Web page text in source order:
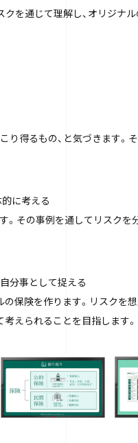
を通じて理解し、オリジナ
り得るもの、と気づきます。
に考える
その事例を通してリスクを
分事として捉える
保険を作ります。リスクを
えられることを目指します。